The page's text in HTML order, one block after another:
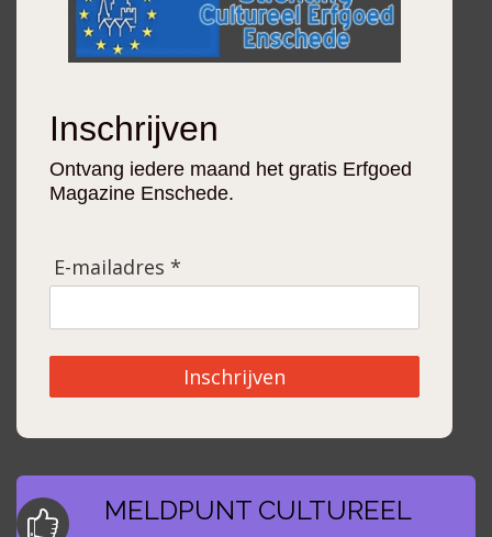
Inschrijven
Ontvang iedere maand het gratis Erfgoed
Magazine Enschede.
E-mailadres *
Inschrijven
MELDPUNT CULTUREEL